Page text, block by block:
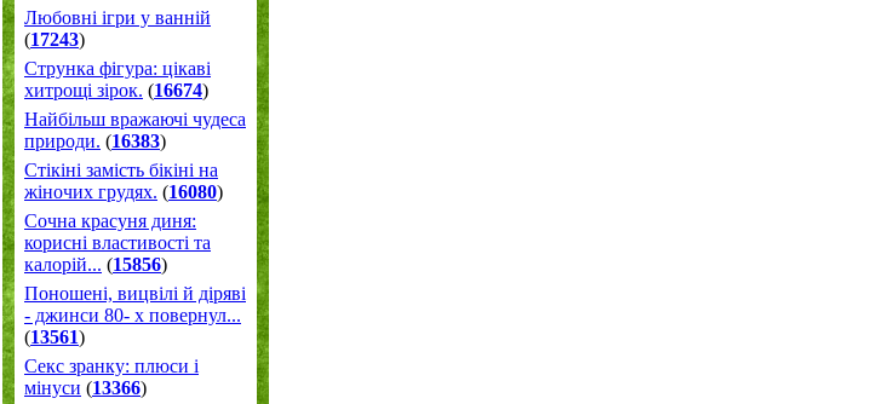
Любовні ігри у ванній
(17243)
Струнка фігура: цікаві
хитрощі зірок. (16674)
Найбільш вражаючі чудеса
природи. (16383)
Стікіні замість бікіні на
жіночих грудях. (16080)
Сочна красуня диня:
корисні властивості та
калорій... (15856)
Поношені, вицвілі й діряві
- джинси 80- х повернул...
(13561)
Секс зранку: плюси і
мінуси (13366)